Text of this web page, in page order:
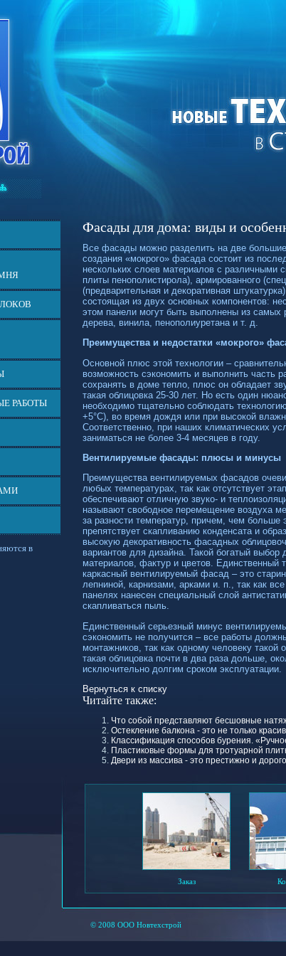
РАБОТЫ
в
Фасады для дома: виды и
Все фасады можно разделить на две
создания «мокрого» фасада состоит из
нескольких слоев материалов с различными
плиты пенополистирола), армированного
(предварительная и декоративная
состоящая из двух основных компонентов:
этом панели могут быть выполнены из самых
дерева, винила, пенополиуретана и т. д.
Преимущества и недостатки «мокрого»
Основной плюс этой технологии –
возможность сэкономить и выполнить часть
сохранять в доме тепло, плюс он обладает
такая облицовка 25-30 лет. Но есть один
необходимо тщательно соблюдать
+5°С), во время дождя или при высокой
Соответственно, при наших климатических
заниматься не более 3-4 месяцев в году.
Вентилируемые фасады: плюсы и минусы
Преимущества вентилируемых фасадов
любых температурах, так как отсутствует
обеспечивают отличную звуко- и
называют свободное перемещение воздуха
за разности температур, причем, чем больше
препятствует скапливанию конденсата и
высокую декоративность фасадных
вариантов для дизайна. Такой богатый выбор
материалов, фактур и цветов. Единственный
каркасный вентилируемый фасад – это
лепниной, карнизами, арками и. п., так как
панелях нанесен специальный слой
скапливаться пыль.
Единственный серьезный минус
сэкономить не получится – все работы
монтажников, так как одному человеку
такая облицовка почти в два раза дольше,
исключительно долгим сроком эксплуатации.
Вернуться к списку
Читайте также:
Что собой представляют бесшовные
Остекление балкона - это не только
Классификация способов бурения.
Пластиковые формы для тротуарной
Двери из массива - это престижно и дорого
Заказ
© 2008 ООО Новтехстрой